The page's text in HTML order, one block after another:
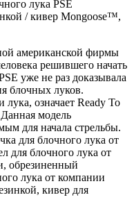
лука PSE
/ кивер Mongoose™,
американской фирмы
решившего начать
уже не раз доказывала
блочных луков.
лука, означает Ready To
модель
для начала стрельбы.
для блочного лука от
для блочного лука от
обрезиненный
лука от компании
кивер для